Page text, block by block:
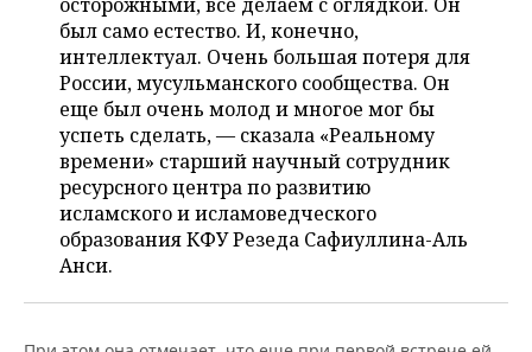
был само естество. И, конечно,
интеллектуал. Очень большая потеря для
России, мусульманского сообщества. Он
еще был очень молод и многое мог бы
успеть сделать, — сказала «Реальному
времени» старший научный сотрудник
ресурсного центра по развитию
исламского и исламоведческого
образования КФУ Резеда Сафиуллина-Аль
Анси.